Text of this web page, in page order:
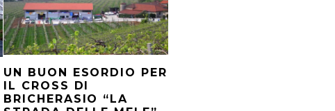
UN BUON ESORDIO PER
IL CROSS DI
BRICHERASIO “LA